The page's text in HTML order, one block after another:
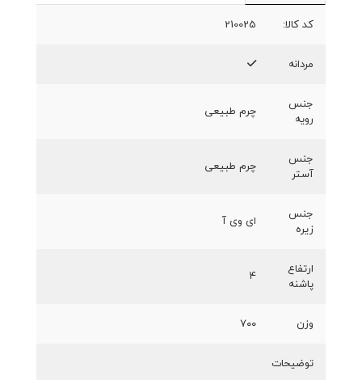
کد کالا: 210025
مردانه
جنس
رویه
چرم طبیعی
جنس
آستر
چرم طبیعی
جنس
زیره
ای وی آ
ارتفاع
پاشنه
۴
وزن ۷۰۰
توضیحات